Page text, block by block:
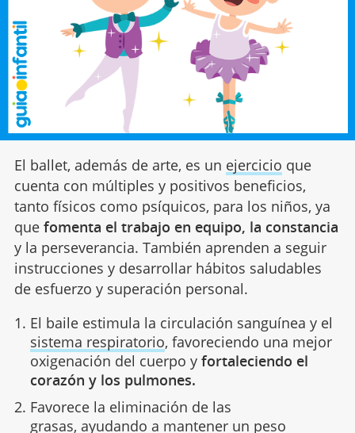
El ballet, además de arte, es un ejercicio que
cuenta con múltiples y positivos beneficios,
tanto físicos como psíquicos, para los niños, ya
que fomenta el trabajo en equipo, la constancia
y la perseverancia. También aprenden a seguir
instrucciones y desarrollar hábitos saludables
de esfuerzo y superación personal.
El baile estimula la circulación sanguínea y el
sistema respiratorio, favoreciendo una mejor
oxigenación del cuerpo y fortaleciendo el
corazón y los pulmones.
Favorece la eliminación de las
grasas, ayudando a mantener un peso